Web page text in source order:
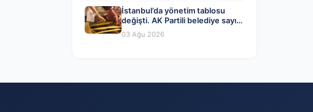
İstanbul’da yönetim tablosu
değişti. AK Partili belediye sayısı
CHP’yi geçti
03 Ağu 2026